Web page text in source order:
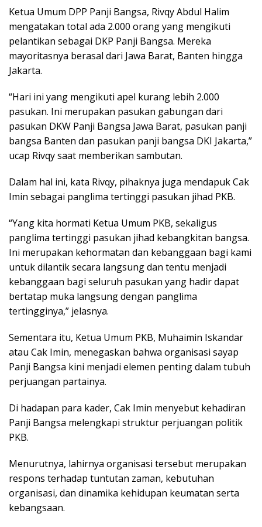
Ketua Umum DPP Panji Bangsa, Rivqy Abdul Halim
mengatakan total ada 2.000 orang yang mengikuti
pelantikan sebagai DKP Panji Bangsa. Mereka
mayoritasnya berasal dari Jawa Barat, Banten hingga
Jakarta.
“Hari ini yang mengikuti apel kurang lebih 2.000
pasukan. Ini merupakan pasukan gabungan dari
pasukan DKW Panji Bangsa Jawa Barat, pasukan panji
bangsa Banten dan pasukan panji bangsa DKI Jakarta,”
ucap Rivqy saat memberikan sambutan.
Dalam hal ini, kata Rivqy, pihaknya juga mendapuk Cak
Imin sebagai panglima tertinggi pasukan jihad PKB.
“Yang kita hormati Ketua Umum PKB, sekaligus
panglima tertinggi pasukan jihad kebangkitan bangsa.
Ini merupakan kehormatan dan kebanggaan bagi kami
untuk dilantik secara langsung dan tentu menjadi
kebanggaan bagi seluruh pasukan yang hadir dapat
bertatap muka langsung dengan panglima
tertingginya,” jelasnya.
Sementara itu, Ketua Umum PKB, Muhaimin Iskandar
atau Cak Imin, menegaskan bahwa organisasi sayap
Panji Bangsa kini menjadi elemen penting dalam tubuh
perjuangan partainya.
Di hadapan para kader, Cak Imin menyebut kehadiran
Panji Bangsa melengkapi struktur perjuangan politik
PKB.
Menurutnya, lahirnya organisasi tersebut merupakan
respons terhadap tuntutan zaman, kebutuhan
organisasi, dan dinamika kehidupan keumatan serta
kebangsaan.